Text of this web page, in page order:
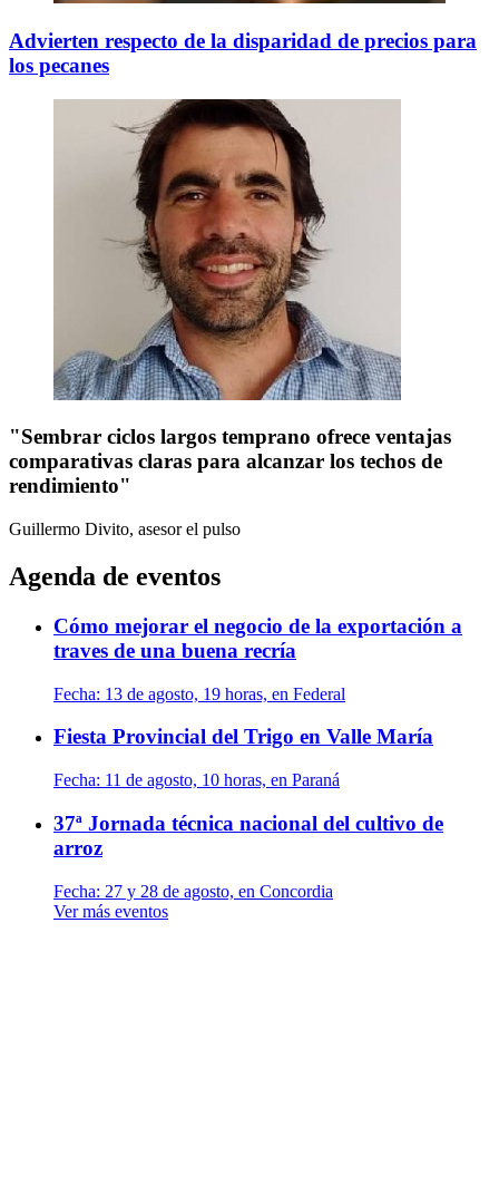
Advierten respecto de la disparidad de precios para
los pecanes
"Sembrar ciclos largos temprano ofrece ventajas
comparativas claras para alcanzar los techos de
rendimiento"
Guillermo Divito, asesor el pulso
Agenda de eventos
Cómo mejorar el negocio de la exportación a
traves de una buena recría
Fecha: 13 de agosto, 19 horas, en Federal
Fiesta Provincial del Trigo en Valle María
Fecha: 11 de agosto, 10 horas, en Paraná
37ª Jornada técnica nacional del cultivo de
arroz
Fecha: 27 y 28 de agosto, en Concordia
Ver más eventos